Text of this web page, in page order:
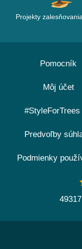
Projekty
Pomocník
Môj účet
#StyleForTrees
Predvoľby
Podmienky